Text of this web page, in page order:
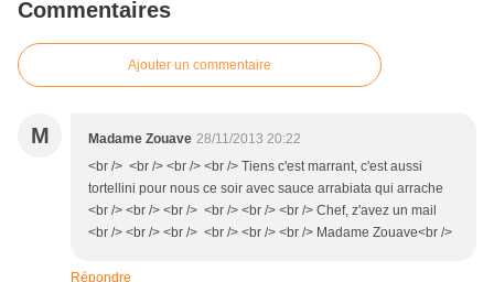
Commentaires
Ajouter un commentaire
M Madame Zouave 28/11/2013 20:22
<br /> <br /> <br /> <br /> Tiens c'est marrant, c'est aussi
tortellini pour nous ce soir avec sauce arrabiata qui arrache
<br /> <br /> <br /> <br /> <br /> <br /> Chef, z'avez un mail
<br /> <br /> <br /> <br /> <br /> <br /> Madame Zouave<br />
Répondre